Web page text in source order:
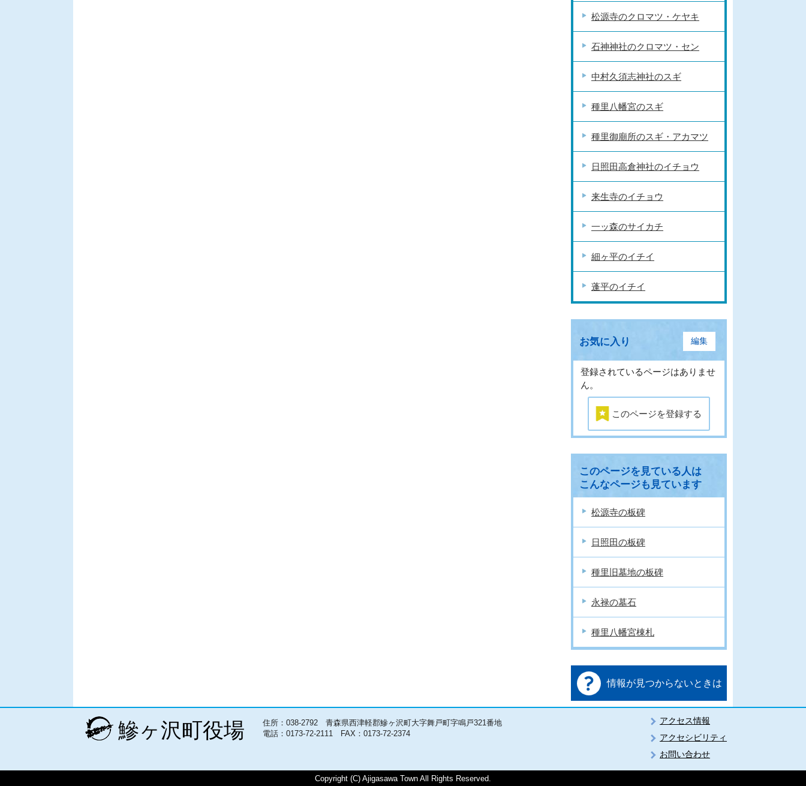
松源寺のクロマツ・ケヤキ
石神神社のクロマツ・セン
中村久須志神社のスギ
種里八幡宮のスギ
種里御廟所のスギ・アカマツ
日照田高倉神社のイチョウ
来生寺のイチョウ
一ッ森のサイカチ
細ヶ平のイチイ
蓬平のイチイ
お気に入り 編集
登録されているページはありませ
ん。
このページを登録する
このページを見ている人は
こんなページも見ています
松源寺の板碑
日照田の板碑
種里旧墓地の板碑
永禄の墓石
種里八幡宮棟札
情報が見つからないときは
アクセス情報
アクセシビリティ
お問い合わせ
鰺ヶ沢町役場
住所：038-2792 青森県西津軽郡鰺ヶ沢町大字舞戸町字鳴戸321番地
電話：0173-72-2111 FAX：0173-72-2374
Copyright (C) Ajigasawa Town All Rights Reserved.